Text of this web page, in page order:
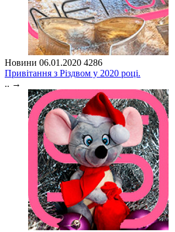
Новини 06.01.2020 4286
Привітання з Різдвом у 2020 році.
.. →